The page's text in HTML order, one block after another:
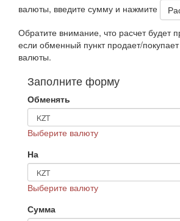
валюты, введите сумму и нажмите
Обратите внимание, что расчет будет
если обменный пункт продает/
валюты.
Заполните форму
Обменять
Выберите валюту
На
Выберите валюту
Сумма